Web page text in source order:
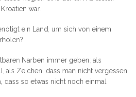
war.
ein Land, um sich von einem
Narben immer geben; als
als Zeichen, dass man nicht vergessen
dass so etwas nicht noch einmal